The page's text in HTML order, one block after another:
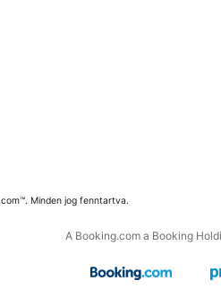
Minden jog fenntartva.
A Booking.com a Booking